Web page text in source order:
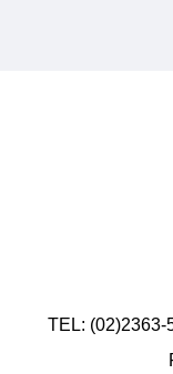
TEL: (02)2363-